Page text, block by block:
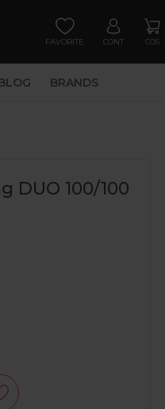
FAVORITE CONT COS
BRANDS
100/100